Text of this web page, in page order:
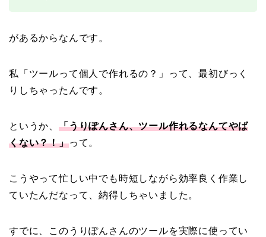
があるからなんです。
私「ツールって個人で作れるの？」って、最初びっく
りしちゃったんです。
というか、 「うりぽんさん、ツール作れるなんてやば
くない？！」って。
こうやって忙しい中でも時短しながら効率良く作業し
ていたんだなって、納得しちゃいました。
すでに、このうりぽんさんのツールを実際に使ってい